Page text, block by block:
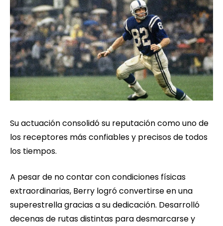
Su actuación consolidó su reputación como uno de
los receptores más confiables y precisos de todos
los tiempos.
A pesar de no contar con condiciones físicas
extraordinarias, Berry logró convertirse en una
superestrella gracias a su dedicación. Desarrolló
decenas de rutas distintas para desmarcarse y